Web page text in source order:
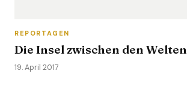
REPORTAGEN
Die Insel zwischen den Welten
19. April 2017